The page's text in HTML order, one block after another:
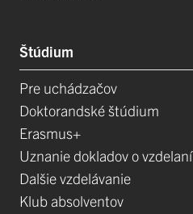
Štúdium
Pre uchádzačov
Doktorandské štúdium
Erasmus+
Uznanie dokladov o vzdelaní
Dalšie vzdelávanie
Klub absolventov